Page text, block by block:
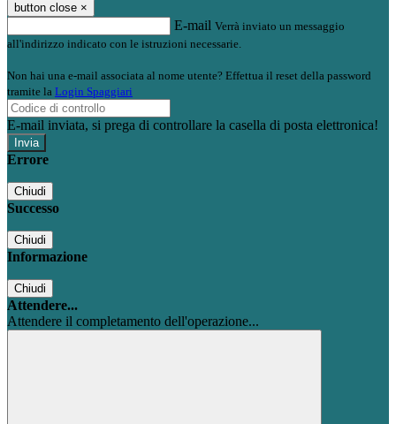
button close ×
E-mail Verrà inviato un messaggio
all'indirizzo indicato con le istruzioni necessarie.
Non hai una e-mail associata al nome utente? Effettua il reset della password
tramite la Login Spaggiari
E-mail inviata, si prega di controllare la casella di posta elettronica!
Errore
Chiudi
Successo
Chiudi
Informazione
Chiudi
Attendere...
Attendere il completamento dell'operazione...